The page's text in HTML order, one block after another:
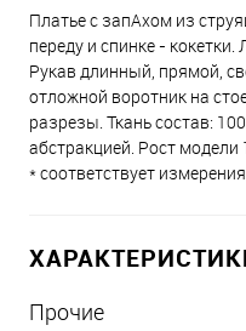
Платье с запАхом из
переду и спинке -
Рукав длинный, прямой,
отложной воротник на
разрезы. Ткань состав:
абстракцией. Рост модели
* соответствует
Прочие